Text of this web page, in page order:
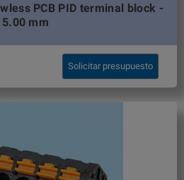
PCB PID terminal block -
5.00 mm
Solicitar presupuesto